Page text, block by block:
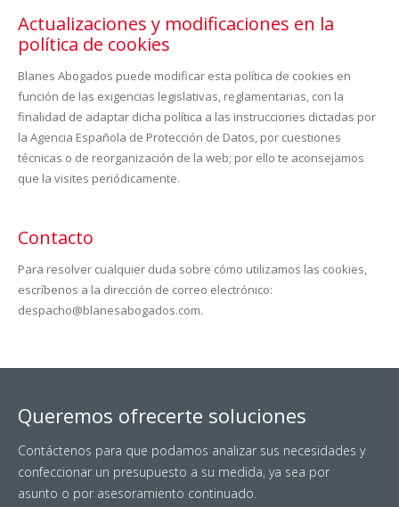
Actualizaciones y modificaciones en la
política de cookies
Blanes Abogados puede modificar esta política de cookies en
función de las exigencias legislativas, reglamentarias, con la
finalidad de adaptar dicha política a las instrucciones dictadas por
la Agencia Española de Protección de Datos, por cuestiones
técnicas o de reorganización de la web; por ello te aconsejamos
que la visites periódicamente.
Contacto
Para resolver cualquier duda sobre cómo utilizamos las cookies,
escríbenos a la dirección de correo electrónico:
despacho@blanesabogados.com.
Queremos ofrecerte soluciones
Contáctenos para que podamos analizar sus necesidades y
confeccionar un presupuesto a su medida, ya sea por
asunto o por asesoramiento continuado.